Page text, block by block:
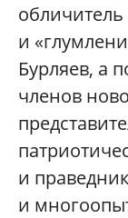
и
Бурляев, а
членов
и
и